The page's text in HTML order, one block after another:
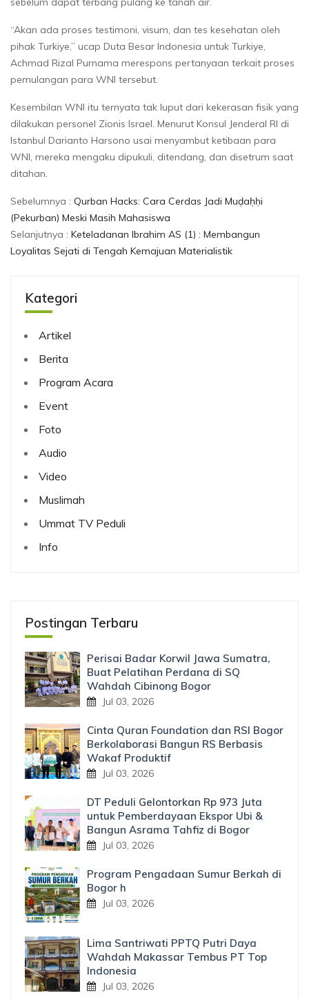
“Akan ada proses testimoni, visum, dan tes kesehatan oleh
pihak Turkiye,” ucap Duta Besar Indonesia untuk Turkiye,
Achmad Rizal Purnama merespons pertanyaan terkait proses
pemulangan para WNI tersebut.
Kesembilan WNI itu ternyata tak luput dari kekerasan fisik yang
dilakukan personel Zionis Israel. Menurut Konsul Jenderal RI di
Istanbul Darianto Harsono usai menyambut ketibaan para
WNI, mereka mengaku dipukuli, ditendang, dan disetrum saat
ditahan.
Sebelumnya : Qurban Hacks: Cara Cerdas Jadi Muḍaḥḥi
(Pekurban) Meski Masih Mahasiswa
Selanjutnya : Keteladanan Ibrahim AS (1) : Membangun
Loyalitas Sejati di Tengah Kemajuan Materialistik
Kategori
Artikel
Berita
Program Acara
Event
Foto
Audio
Video
Muslimah
Ummat TV Peduli
Info
Postingan Terbaru
Perisai Badar Korwil Jawa Sumatra,
Buat Pelatihan Perdana di SQ
Wahdah Cibinong Bogor
Jul 03, 2026
Cinta Quran Foundation dan RSI Bogor
Berkolaborasi Bangun RS Berbasis
Wakaf Produktif
Jul 03, 2026
DT Peduli Gelontorkan Rp 973 Juta
untuk Pemberdayaan Ekspor Ubi &
Bangun Asrama Tahfiz di Bogor
Jul 03, 2026
Program Pengadaan Sumur Berkah di
Bogor h
Jul 03, 2026
Lima Santriwati PPTQ Putri Daya
Wahdah Makassar Tembus PT Top
Indonesia
Jul 03, 2026